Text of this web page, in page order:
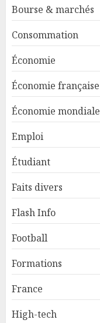
Bourse & marchés
Consommation
Économie
Économie française
Économie mondiale
Emploi
Étudiant
Faits divers
Flash Info
Football
Formations
France
High-tech